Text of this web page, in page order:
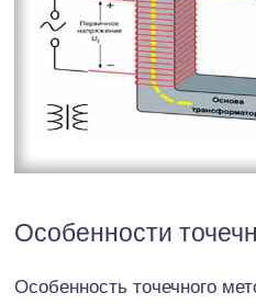
Особенности
Особенность точечного